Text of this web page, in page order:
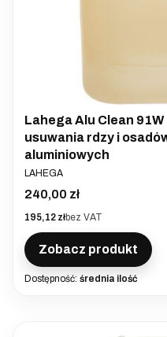
Lahega Alu Clean
usuwania rdzy i
aluminiowych
PRODUCENT
LAHEGA
Cena
240,00 zł
Cena
195,12 złbez VAT
Zobacz produkt
Dostępność: średnia ilość